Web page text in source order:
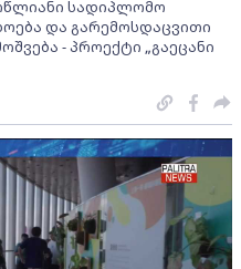
სადიპლომო
და გარემოსდაცვითი
- პროექტი „გაეცანი